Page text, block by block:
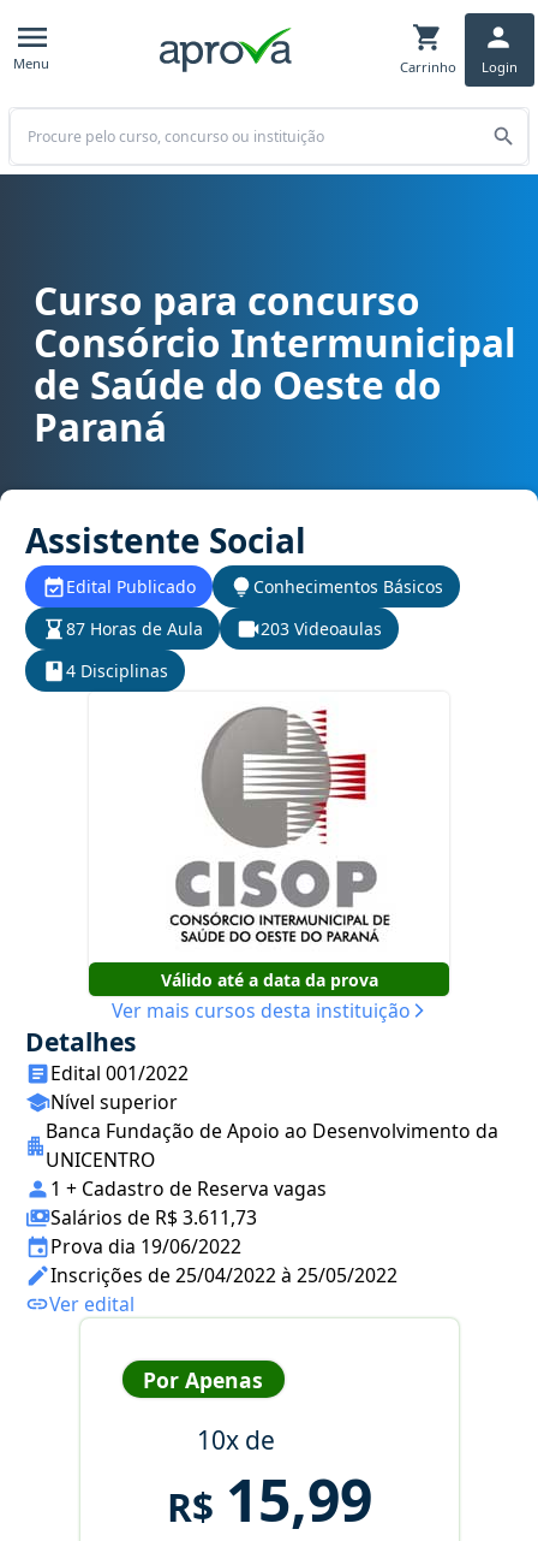
Menu Carrinho Login
Buscar
Curso para concurso CISOP (PR) - Consórcio Intermunicipal de
Curso para concurso
Consórcio Intermunicipal
de Saúde do Oeste do
Paraná
Assistente Social
Edital Publicado
Conhecimentos Básicos
87 Horas de Aula
203 Videoaulas
4 Disciplinas
Válido até a data da prova
Ver mais cursos desta instituição
Detalhes
Edital 001/2022
Nível superior
Banca Fundação de Apoio ao Desenvolvimento da
UNICENTRO
1 + Cadastro de Reserva vagas
Salários de R$ 3.611,73
Prova dia 19/06/2022
Inscrições de 25/04/2022 à 25/05/2022
Ver edital
Por Apenas
10x de
R$ 15,99